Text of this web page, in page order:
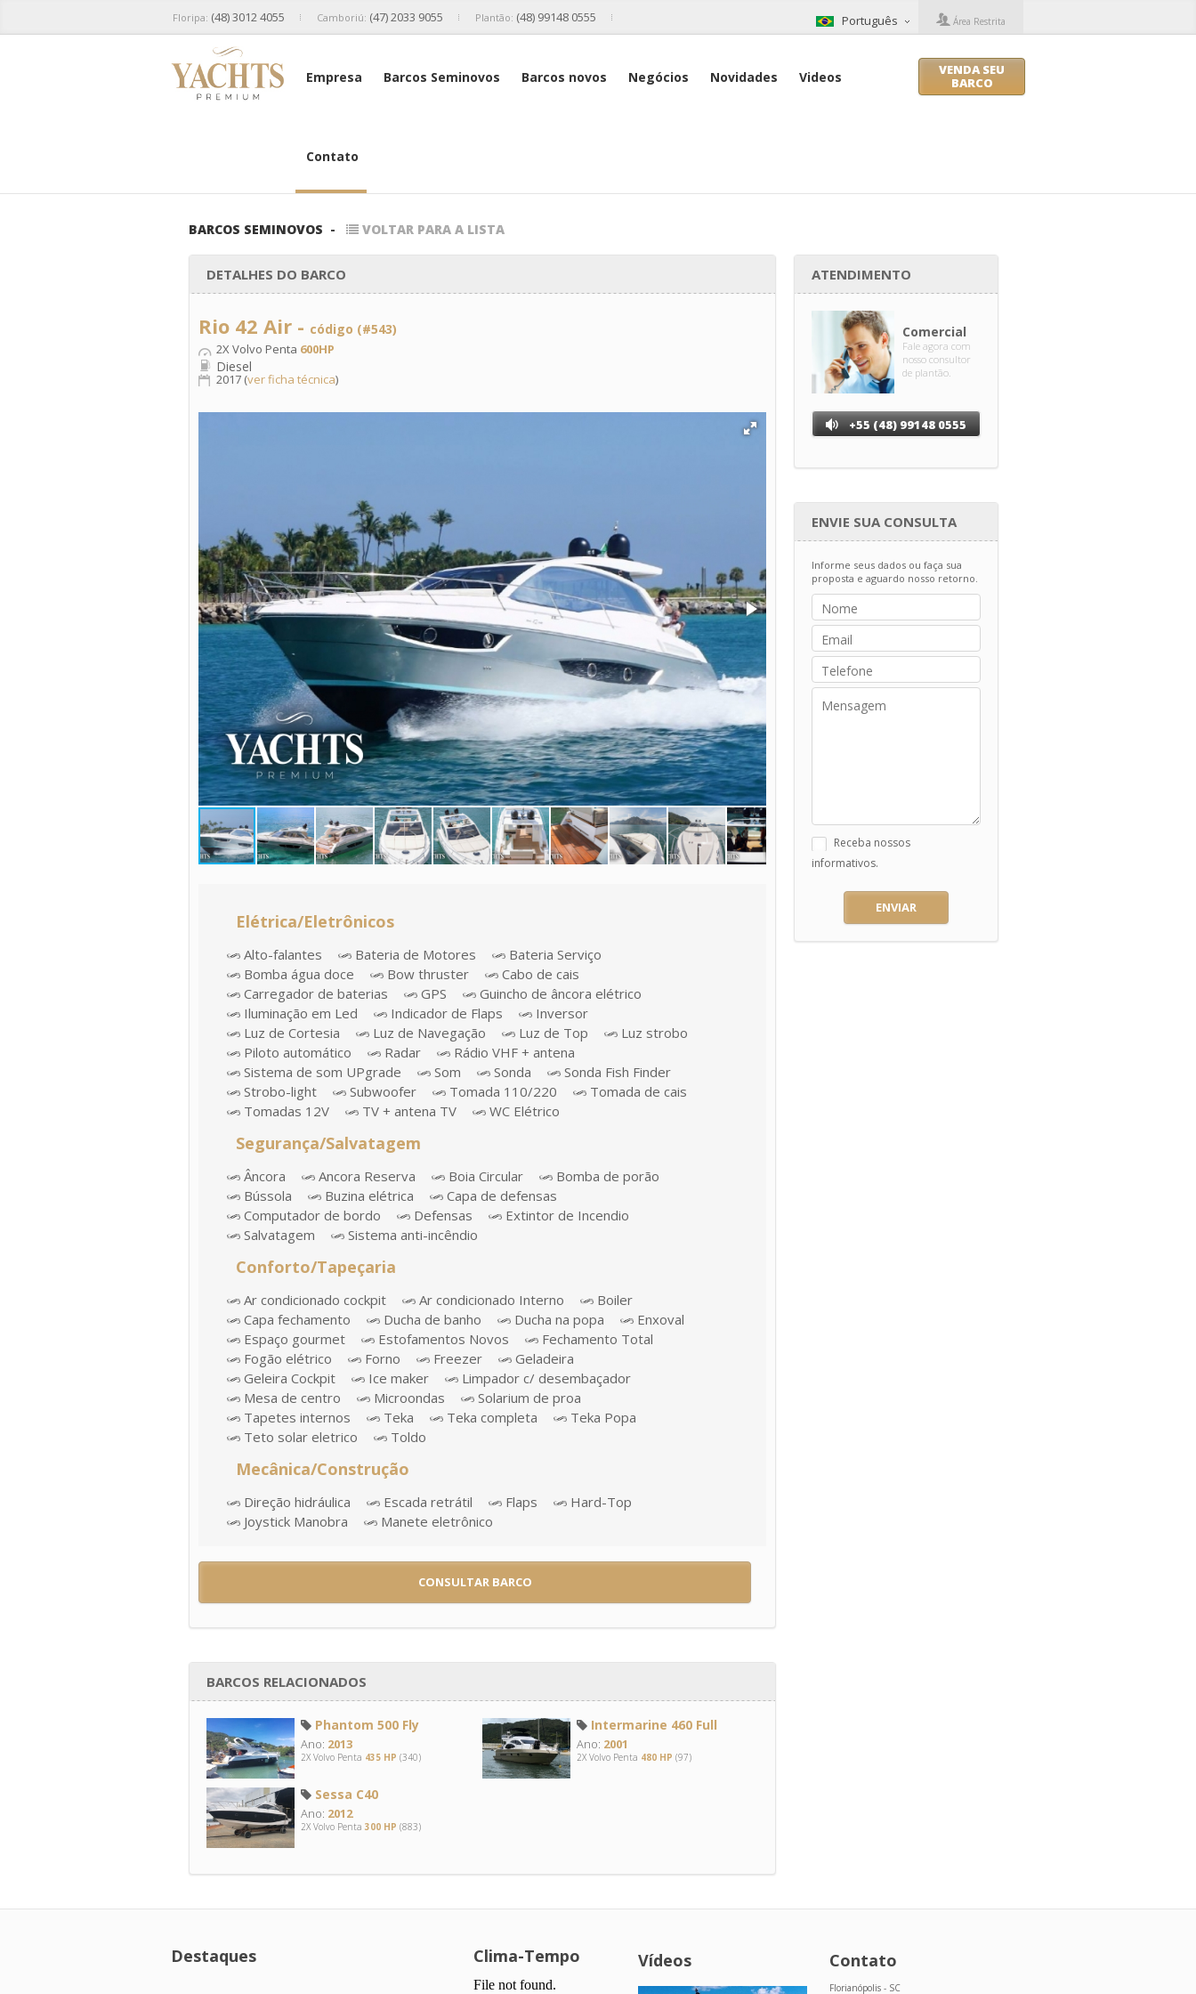
Floripa: (48) 3012 4055 Camboriú: (47) 2033 9055 Plantão: (48) 99148 0555 Português Área Restrita
Empresa Barcos Seminovos Barcos novos Negócios Novidades Videos
Contato
VENDA SEU
BARCO
BARCOS SEMINOVOS - VOLTAR PARA A LISTA
DETALHES DO BARCO
Rio 42 Air - código (#543)
2X Volvo Penta 600HP
Diesel
2017 (ver ficha técnica)
Elétrica/Eletrônicos
Alto-falantes Bateria de Motores
Bateria Serviço
Bomba água doce
Bow thruster
Cabo de cais
Carregador de baterias
GPS
Guincho de âncora elétrico
Iluminação em Led
Indicador de Flaps
Inversor
Luz de Cortesia
Luz de Navegação Luz de Top
Luz strobo
Piloto automático
Radar
Rádio VHF + antena
Sistema de som UPgrade
Som Sonda
Sonda Fish Finder
Strobo-light
Subwoofer Tomada 110/220
Tomada de cais
Tomadas 12V
TV + antena TV WC Elétrico
Segurança/Salvatagem
Âncora Ancora Reserva Boia Circular
Bomba de porão
Bússola
Buzina elétrica
Capa de defensas
Computador de bordo
Defensas
Extintor de Incendio
Salvatagem
Sistema anti-incêndio
Conforto/Tapeçaria
Ar condicionado cockpit Ar condicionado Interno
Boiler
Capa fechamento
Ducha de banho Ducha na popa
Enxoval
Espaço gourmet
Estofamentos Novos
Fechamento Total
Fogão elétrico
Forno Freezer
Geladeira
Geleira Cockpit
Ice maker
Limpador c/ desembaçador
Mesa de centro
Microondas
Solarium de proa
Tapetes internos
Teka Teka completa
Teka Popa
Teto solar eletrico
Toldo
Mecânica/Construção
Direção hidráulica Escada retrátil Flaps
Hard-Top
Joystick Manobra
Manete eletrônico
CONSULTAR BARCO
BARCOS RELACIONADOS
Phantom 500 Fly
Ano: 2013
2X Volvo Penta 435 HP (340)
Intermarine 460 Full
Ano: 2001
2X Volvo Penta 480 HP (97)
Sessa C40
Ano: 2012
2X Volvo Penta 300 HP (883)
ATENDIMENTO
Comercial
Fale agora com
nosso consultor
de plantão.
+55 (48) 99148 0555
ENVIE SUA CONSULTA
Informe seus dados ou faça sua
proposta e aguardo nosso retorno.
Receba nossos
informativos.
ENVIAR
Destaques Clima-Tempo Vídeos Contato
Florianópolis - SC